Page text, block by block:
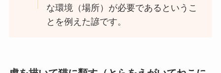
な環境（場所）が必要であるというこ
とを例えた諺です。